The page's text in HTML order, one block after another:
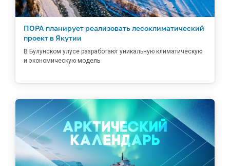
ПОРА планирует реализовать лесоклиматический
проект в Якутии
В Булунском улусе разработают уникальную климатическую
и экономическую модель